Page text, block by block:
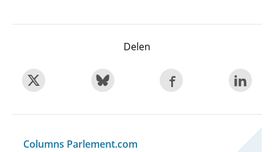
Delen
Columns Parlement.com